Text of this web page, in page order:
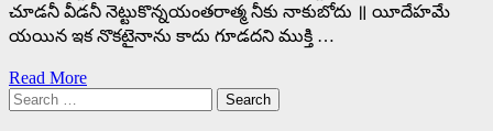
చూడనీ వీడనీ నెట్టుకొన్నయంతరాత్మ నీకు నాకుబోదు ॥ యీదేహమే
యయిన ఇక నొకటైనాను కాదు గూడదని ముక్తి …
Read More
Search
for: